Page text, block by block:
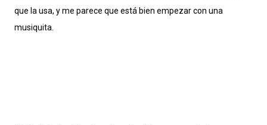
que la usa, y me parece que está bien empezar con una
musiquita.